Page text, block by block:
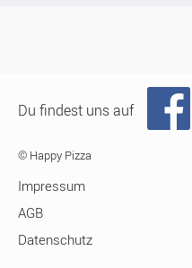
Du findest uns auf
© Happy Pizza
Impressum
AGB
Datenschutz